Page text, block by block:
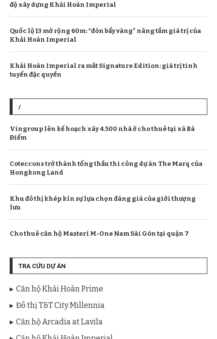
độ xây dựng Khải Hoàn Imperial
Quốc lộ 13 mở rộng 60m: “đòn bẩy vàng” nâng tầm giá trị của
Khải Hoàn Imperial
Khải Hoàn Imperial ra mắt Signature Edition: giá trị tinh
tuyển đặc quyền
/
Vingroup lên kế hoạch xây 4.500 nhà ở cho thuê tại xã Bà
Điểm
Coteccons trở thành tổng thầu thi công dự án The Marq của
Hongkong Land
Khu đô thị khép kín sự lựa chọn đáng giá của giới thượng
lưu
Cho thuê căn hộ Masteri M-One Nam Sài Gòn tại quận 7
TRA CỨU DỰ ÁN
Căn hộ Khải Hoàn Prime
Đô thị T&T City Millennia
Căn hộ Arcadia at Lavila